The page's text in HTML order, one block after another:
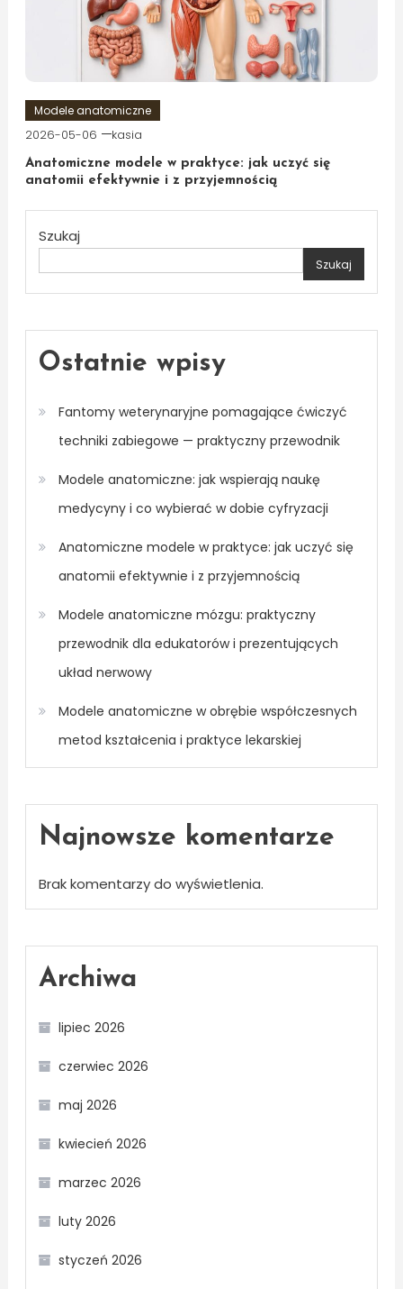
Modele anatomiczne
2026-05-06 kasia
Anatomiczne modele w praktyce: jak uczyć się
anatomii efektywnie i z przyjemnością
Szukaj
Szukaj
Ostatnie wpisy
Fantomy weterynaryjne pomagające ćwiczyć
techniki zabiegowe — praktyczny przewodnik
Modele anatomiczne: jak wspierają naukę
medycyny i co wybierać w dobie cyfryzacji
Anatomiczne modele w praktyce: jak uczyć się
anatomii efektywnie i z przyjemnością
Modele anatomiczne mózgu: praktyczny
przewodnik dla edukatorów i prezentujących
układ nerwowy
Modele anatomiczne w obrębie współczesnych
metod kształcenia i praktyce lekarskiej
Najnowsze komentarze
Brak komentarzy do wyświetlenia.
Archiwa
lipiec 2026
czerwiec 2026
maj 2026
kwiecień 2026
marzec 2026
luty 2026
styczeń 2026